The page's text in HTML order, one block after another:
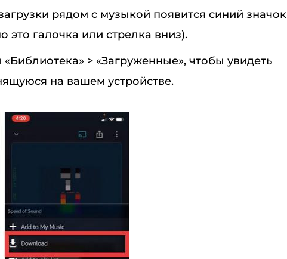
рядом с музыкой появится синий значок
это галочка или стрелка вниз).
> «Загруженные», чтобы увидеть
на вашем устройстве.